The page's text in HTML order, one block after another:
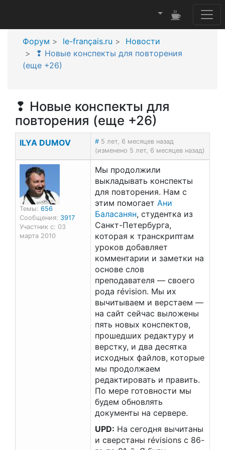
Форум le-français.ru
Новости
❢ Новые конспекты для повторения
(еще +26)
❢ Новые конспекты для
повторения (еще +26)
ILYA DUMOV # 5 лет, 6 месяцев назад
(изменено 5 лет, 6 месяцев назад)
Темы: 656
Сообщения: 3917
Участник с: 03
марта 2010
Мы продолжили
выкладывать конспекты
для повторения. Нам с
этим помогает Ани
Баласанян, студентка из
Санкт-Петербурга,
которая к транскриптам
уроков добавляет
комментарии и заметки на
основе слов
преподавателя — своего
рода révision. Мы их
вычитываем и верстаем —
на сайт сейчас выложены
пять новых конспектов,
прошедших редактуру и
верстку, и два десятка
исходных файлов, которые
мы продолжаем
редактировать и править.
По мере готовности мы
будем обновлять
документы на сервере.
UPD: На сегодня вычитаны
и сверстаны révisions с 86-